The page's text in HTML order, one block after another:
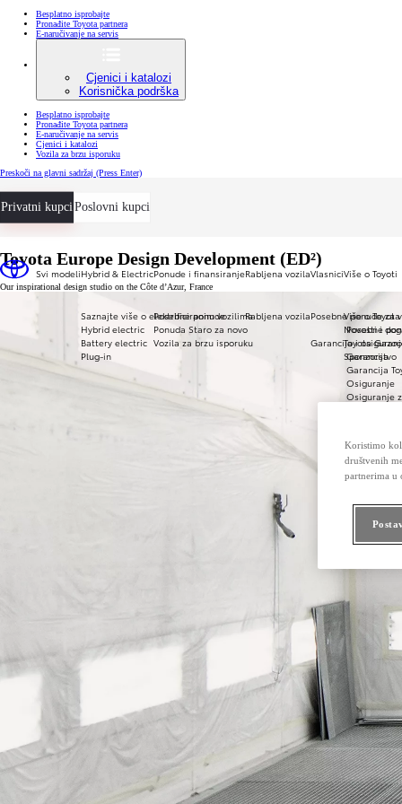
Besplatno isprobajte
Pronađite Toyota partnera
E-naručivanje na servis
Cjenici i katalozi
Korisnička podrška
Besplatno isprobajte
Pronađite Toyota partnera
E-naručivanje na servis
Cjenici i katalozi
Vozila za brzu isporuku
Preskoči na glavni sadržaj (Press Enter)
Privatni kupciPoslovni kupci
Svi modeliHybrid & Electric
Saznajte više o elektrificiranim vozilima
Hybrid electric
Battery electric
Plug-in
Ponude i finansiranje
Posebne ponude
Ponuda Staro za novo
Vozila za brzu isporuku
Rabljena vozila
Rabljena vozila
Vlasnici
Posebne ponude za
Posebne
Garancija i
Garancija
Garancija
Osiguranje
Osiguranje
Više o Toyoti
Više o
Novosti i
Toyota
Sponzorstvo
Toyota Europe Design Development (ED²)
Our inspirational design studio on the Côte d’Azur, France
Koristimo
društvenih
partnerima u